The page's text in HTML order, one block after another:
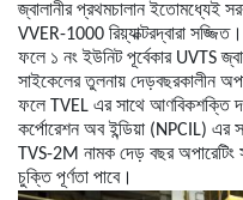
জ্বালানীর প্রথমচালান ইতোমধ্যেই
VVER-1000 রিয়্যাক্টরদ্বারা সজ্জিত।
ফলে ১ নং ইউনিট পূর্বেকার UVTS
সাইকেলের তুলনায় দেড়বছরকালীন
ফলে TVEL এর সাথে আণবিকশক্তি
কর্পোরেশন অব ইন্ডিয়া (NPCIL) এর
TVS-2M নামক দেড় বছর অপারেটিং
চুক্তি পূর্ণতা পাবে।